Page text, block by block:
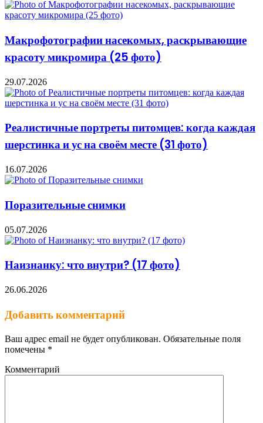
Макрофотографии насекомых, раскрывающие
красоту микромира (25 фото)
29.07.2026
Реалистичные портреты питомцев: когда каждая
шерстинка и ус на своём месте (31 фото)
16.07.2026
Поразительные снимки
05.07.2026
Наизнанку: что внутри? (17 фото)
26.06.2026
Добавить комментарий
Ваш адрес email не будет опубликован. Обязательные поля
помечены *
Комментарий